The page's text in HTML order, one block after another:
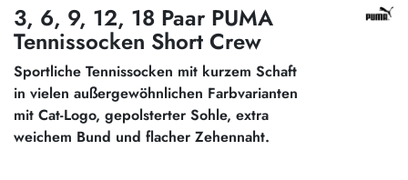
3, 6, 9, 12, 18 Paar PUMA
Tennissocken Short Crew
Sportliche Tennissocken mit kurzem Schaft
in vielen außergewöhnlichen Farbvarianten
mit Cat-Logo, gepolsterter Sohle, extra
weichem Bund und flacher Zehennaht.